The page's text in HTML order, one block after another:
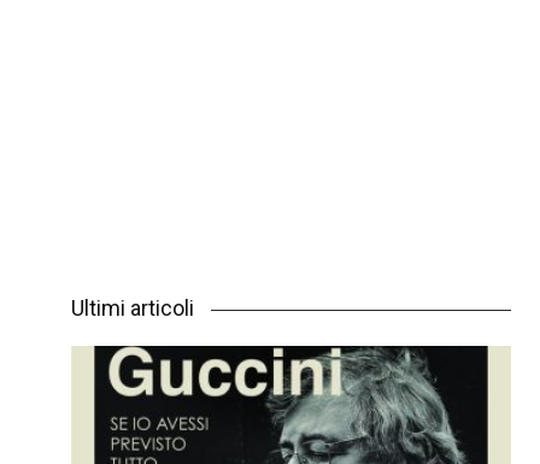
Ultimi articoli